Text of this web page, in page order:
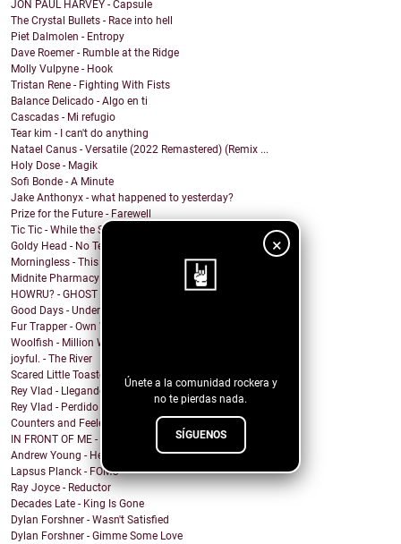
×
Únete a la comunidad rockera y
no te pierdas nada.
SÍGUENOS
JON PAUL HARVEY - Capsule
The Crystal Bullets - Race into hell
Piet Dalmolen - Entropy
Dave Roemer - Rumble at the Ridge
Molly Vulpyne - Hook
Tristan Rene - Fighting With Fists
Balance Delicado - Algo en ti
Cascadas - Mi refugio
Tear kim - I can't do anything
Natael Canus - Versatile (2022 Remastered) (Remix ...
Holy Dose - Magik
Sofi Bonde - A Minute
Jake Anthonyx - what happened to yesterday?
Prize for the Future - Farewell
Tic Tic - While the Shadows Grow
Goldy Head - No Tengo Problema (Contigo)
Morningless - This Party
Midnite Pharmacy - Becoming
HOWRU? - GHOST
Good Days - Undertow
Fur Trapper - Own Worst Enemy
Woolfish - Million Ways
joyful. - The River
Scared Little Toaster - NO DECAF
Rey Vlad - Llegando al puerto
Rey Vlad - Perdido en altamar
Counters and Feelers - Golden Rule
IN FRONT OF ME - Screen Maniac
Andrew Young - Heaven
Lapsus Planck - FOMO
Ray Joyce - Reductor
Decades Late - King Is Gone
Dylan Forshner - Wasn't Satisfied
Dylan Forshner - Gimme Some Love